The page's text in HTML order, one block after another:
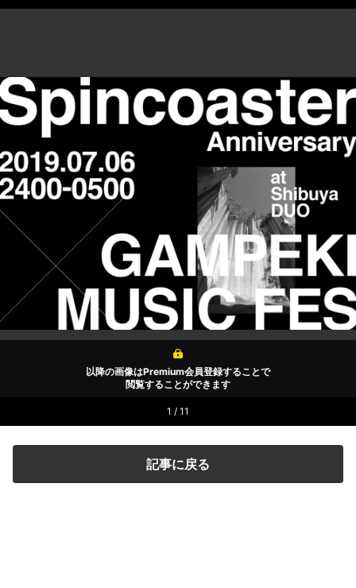
以降の画像はPremium会員登録することで
閲覧することができます
1 / 11
記事に戻る